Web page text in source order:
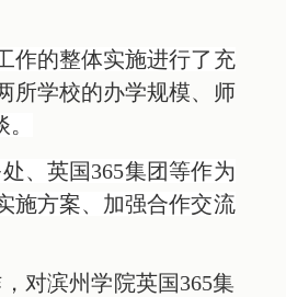
作的整体实施进行了充
所学校的办学规模、师
、英国365集团等作为
施方案、加强合作交流
对滨州学院英国365集